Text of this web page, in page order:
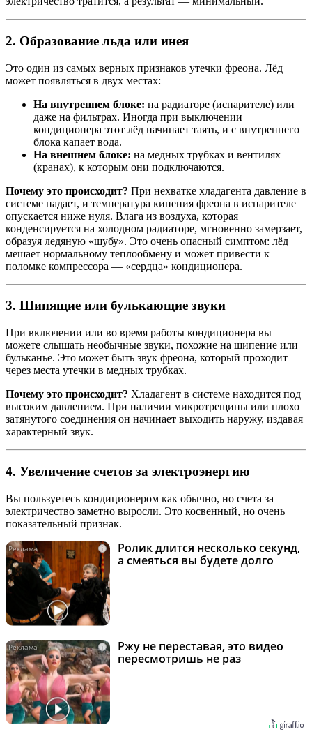
2. Образование льда или инея
Это один из самых верных признаков утечки фреона. Лёд
может появляться в двух местах:
На внутреннем блоке: на радиаторе (испарителе) или
даже на фильтрах. Иногда при выключении
кондиционера этот лёд начинает таять, и с внутреннего
блока капает вода.
На внешнем блоке: на медных трубках и вентилях
(кранах), к которым они подключаются.
Почему это происходит? При нехватке хладагента давление в
системе падает, и температура кипения фреона в испарителе
опускается ниже нуля. Влага из воздуха, которая
конденсируется на холодном радиаторе, мгновенно замерзает,
образуя ледяную «шубу». Это очень опасный симптом: лёд
мешает нормальному теплообмену и может привести к
поломке компрессора — «сердца» кондиционера.
3. Шипящие или булькающие звуки
При включении или во время работы кондиционера вы
можете слышать необычные звуки, похожие на шипение или
бульканье. Это может быть звук фреона, который проходит
через места утечки в медных трубках.
Почему это происходит? Хладагент в системе находится под
высоким давлением. При наличии микротрещины или плохо
затянутого соединения он начинает выходить наружу, издавая
характерный звук.
4. Увеличение счетов за электроэнергию
Вы пользуетесь кондиционером как обычно, но счета за
электричество заметно выросли. Это косвенный, но очень
показательный признак.
i
Ролик длится несколько секунд,
а смеяться вы будете долго
i
Ржу не переставая, это видео
пересмотришь не раз